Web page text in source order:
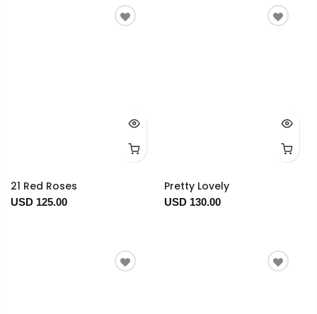
21 Red Roses
USD 125.00
Pretty Lovely
USD 130.00